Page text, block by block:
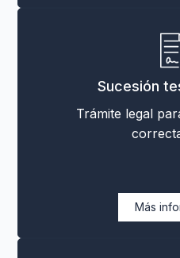
Sucesión
Trámite legal
Más